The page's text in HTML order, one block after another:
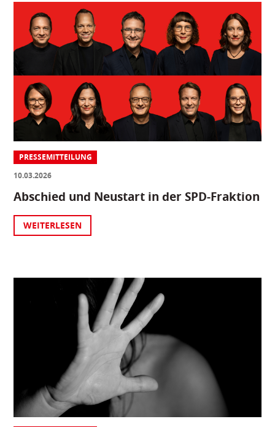
PRESSEMITTEILUNG
10.03.2026
Abschied und Neustart in der SPD-Fraktion
WEITERLESEN